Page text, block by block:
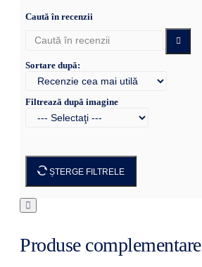
Caută în recenzii
Sortare după:
Filtrează după imagine
ȘTERGE FILTRELE
Produse complementare